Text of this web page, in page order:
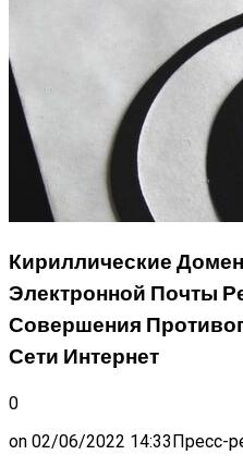
Кириллические
Электронной Почты
Совершения
Сети Интернет
0
on 02/06/2022 14:33Пресс-